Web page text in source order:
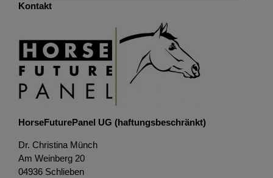
Kontakt
HorseFuturePanel UG (haftungsbeschränkt)
Dr. Christina Münch
Am Weinberg 20
04936 Schlieben